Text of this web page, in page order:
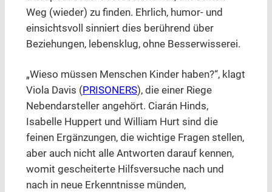
Weg (wieder) zu finden. Ehrlich, humor- und
einsichtsvoll sinniert dies berührend über
Beziehungen, lebensklug, ohne Besserwisserei.
„Wieso müssen Menschen Kinder haben?“, klagt
Viola Davis ( PRISONERS), die einer Riege
Nebendarsteller angehört. Ciarán Hinds,
Isabelle Huppert und William Hurt sind die
feinen Ergänzungen, die wichtige Fragen stellen,
aber auch nicht alle Antworten darauf kennen,
womit gescheiterte Hilfsversuche nach und
nach in neue Erkenntnisse münden,